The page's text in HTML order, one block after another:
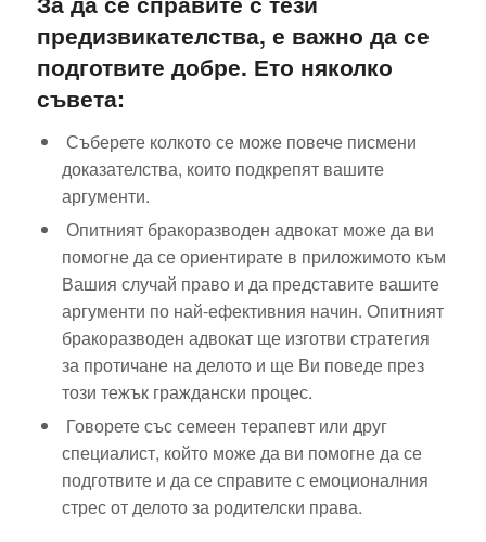
предизвикателства, е важно да се
подготвите добре. Ето няколко
съвета:
Съберете колкото се може повече писмени
доказателства, които подкрепят вашите
аргументи.
Опитният бракоразводен адвокат може да ви
помогне да се ориентирате в приложимото към
Вашия случай право и да представите вашите
аргументи по най-ефективния начин. Опитният
бракоразводен адвокат ще изготви стратегия
за протичане на делото и ще Ви поведе през
този тежък граждански процес.
Говорете със семеен терапевт или друг
специалист, който може да ви помогне да се
подготвите и да се справите с емоционалния
стрес от делото за родителски права.